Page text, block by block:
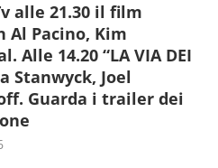
alle 21.30 il film
Al Pacino, Kim
Alle 14.20 “LA VIA DEI
Stanwyck, Joel
Guarda i trailer dei